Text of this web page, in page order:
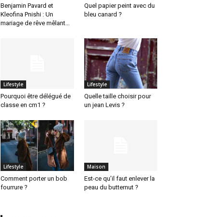
Benjamin Pavard et
Kleofina Pnishi : Un
mariage de rêve mêlant...
Quel papier peint avec du
bleu canard ?
Lifestyle
Pourquoi être délégué de
classe en cm1 ?
Lifestyle
Quelle taille choisir pour
un jean Levis ?
Lifestyle
Comment porter un bob
fourrure ?
Maison
Est-ce qu’il faut enlever la
peau du butternut ?